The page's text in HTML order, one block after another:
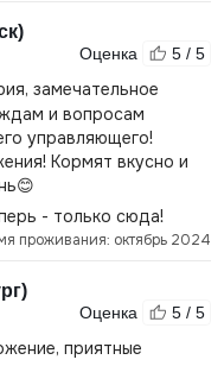
Оценка 5 / 5
замечательное
и вопросам
управляющего!
Кормят вкусно и
- только сюда!
проживания: октябрь 2024
Оценка 5 / 5
приятные